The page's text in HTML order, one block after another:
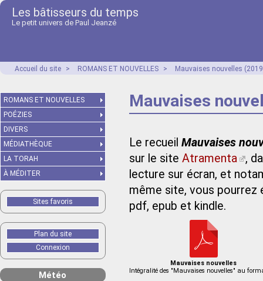
Les bâtisseurs du temps
Le petit univers de Paul Jeanzé
Accueil du site > ROMANS ET NOUVELLES > Mauvaises nouvelles
Mauvaises
Le recueil Mauvaises
sur le site Atramenta
,
lecture sur écran, et
même site, vous pourrez
pdf, epub et kindle.
Mauvaises nouvelles
Intégralité des "Mauvaises nouvelles" au
ROMANS ET NOUVELLES
POÉZIES
DIVERS
MÉDIATHÈQUE
LA TORAH
À MÉDITER
Sites favoris
Plan du site
Connexion
Météo